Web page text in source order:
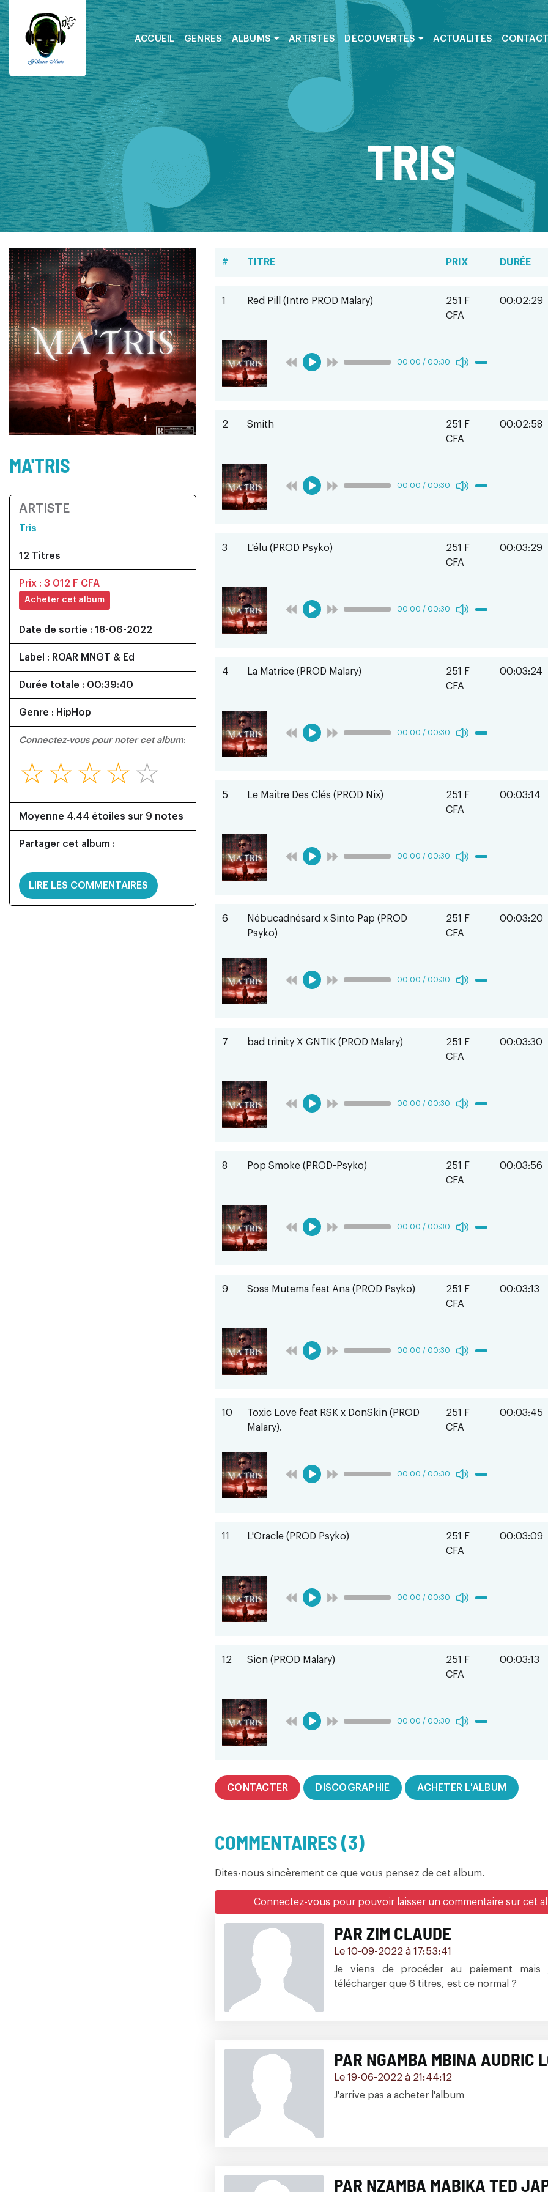
ACCUEIL GENRES ALBUMS ARTISTES DÉCOUVERTES ACTUALITÉS
TRIS
MA'TRIS
ARTISTE
Tris
12 Titres
Prix : 3 012 F CFA
Acheter cet album
Date de sortie : 18-06-2022
Label : ROAR MNGT & Ed
Durée totale : 00:39:40
Genre : HipHop
Connectez-vous pour noter cet album:
☆
☆
☆
☆
☆
Moyenne 4.44 étoiles sur 9 notes
Partager cet album :
LIRE LES COMMENTAIRES
# TITRE PRIX DURÉE
1 Red Pill (Intro PROD Malary)
251 F
CFA
00:02:29
00:00 / 00:30
2 Smith
251 F
CFA
00:02:58
00:00 / 00:30
3 L'élu (PROD Psyko)
251 F
CFA
00:03:29
00:00 / 00:30
4 La Matrice (PROD Malary)
251 F
CFA
00:03:24
00:00 / 00:30
5 Le Maitre Des Clés (PROD Nix)
251 F
CFA
00:03:14
00:00 / 00:30
6
Nébucadnésard x Sinto Pap (PROD
Psyko)
251 F
CFA
00:03:20
00:00 / 00:30
7 bad trinity X GNTIK (PROD Malary)
251 F
CFA
00:03:30
00:00 / 00:30
8 Pop Smoke (PROD-Psyko)
251 F
CFA
00:03:56
00:00 / 00:30
9 Soss Mutema feat Ana (PROD Psyko)
251 F
CFA
00:03:13
00:00 / 00:30
10
Toxic Love feat RSK x DonSkin (PROD
Malary).
251 F
CFA
00:03:45
00:00 / 00:30
11 L'Oracle (PROD Psyko)
251 F
CFA
00:03:09
00:00 / 00:30
12 Sion (PROD Malary)
251 F
CFA
00:03:13
00:00 / 00:30
CONTACTER DISCOGRAPHIE ACHETER L'ALBUM
COMMENTAIRES (3)
Dites-nous sincèrement ce que vous pensez de cet album.
Connectez-vous pour pouvoir laisser un commentaire sur cet
PAR ZIM CLAUDE
Le 10-09-2022 à 17:53:41
Je viens de procéder au paiement
télécharger que 6 titres, est ce normal ?
PAR NGAMBA MBINA AUDRIC
Le 19-06-2022 à 21:44:12
J'arrive pas a acheter l'album
PAR NZAMBA MABIKA TED